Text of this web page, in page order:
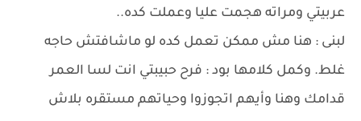
عربيتي ومراته هجمت عليا وعملت كده..
لبنى : هنا مش ممكن تعمل كده لو ماشافتش حاجه
غلط. وكمل كلامها بود : فرح حبيبتي انت لسا العمر
قدامك وهنا وأيهم اتجوزوا وحياتهم مستقره بلاش